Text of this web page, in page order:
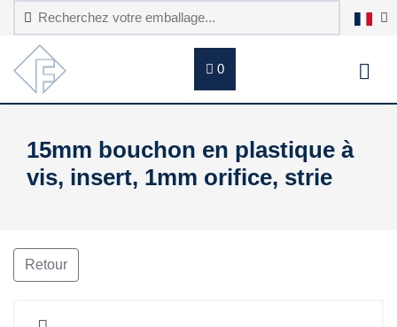
0
15mm bouchon en plastique à
vis, insert, 1mm orifice, strie
Retour